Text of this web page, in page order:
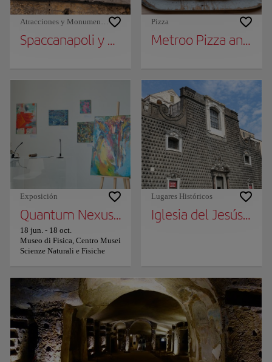
Atracciones y Monumentos
Spaccanapoli y Via dei Tribunali
Pizza
Metroo
Exposición
Quantum Nexus, la exposición de la
18 jun. - 18 oct.
Museo di Fisica, Centro Musei
Scienze Naturali e Fisiche
Lugares Históricos
Iglesia del Jesús